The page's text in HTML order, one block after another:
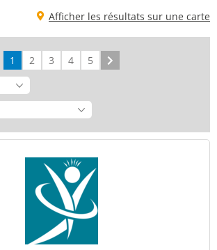
Afficher les résultats sur une carte
1 2 3 4 5